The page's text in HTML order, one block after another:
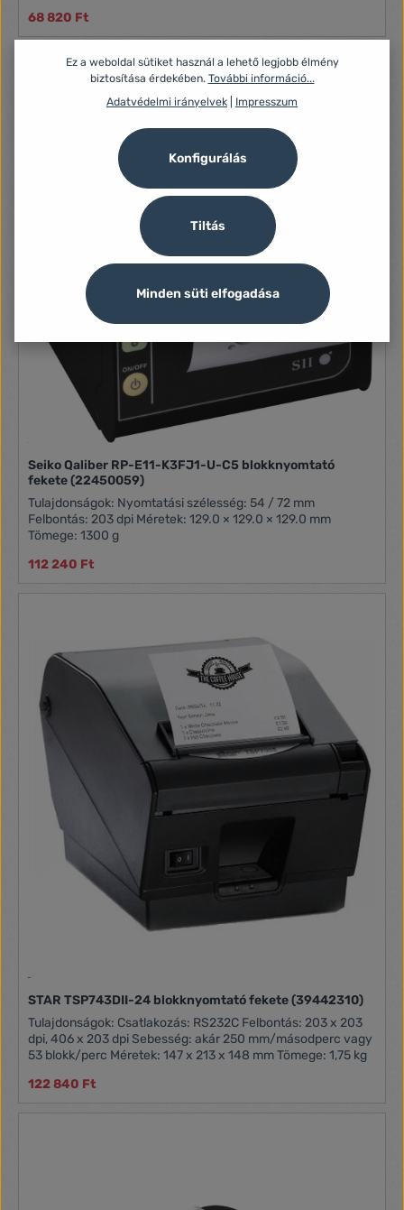
68 820 Ft
Seiko Qaliber RP-E11-K3FJ1-U-C5 blokknyomtató
fekete (22450059)
Tulajdonságok: Nyomtatási szélesség: 54 / 72 mm
Felbontás: 203 dpi Méretek: 129.0 × 129.0 × 129.0 mm
Tömege: 1300 g
112 240 Ft
STAR TSP743DII-24 blokknyomtató fekete (39442310)
Tulajdonságok: Csatlakozás: RS232C Felbontás: 203 x 203
dpi, 406 x 203 dpi Sebesség: akár 250 mm/másodperc vagy
53 blokk/perc Méretek: 147 x 213 x 148 mm Tömege: 1,75 kg
122 840 Ft
Ez a weboldal sütiket használ a lehető legjobb élmény
biztosítása érdekében. További információ...
Adatvédelmi irányelvek
Impresszum
Tiltás
Konfigurálás
Minden süti elfogadása